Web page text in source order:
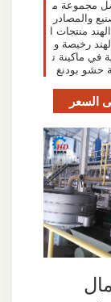
مجموعة م
والمصادر
منتجات ا
رخيصة و
في ماكينة ت
حشو بودنغ
السعر